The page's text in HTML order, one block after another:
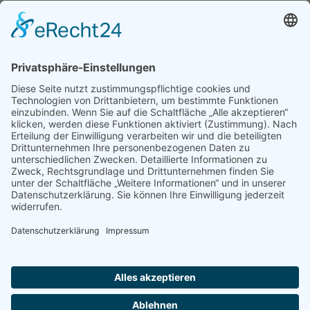
In unserer Jahresplanung sind die aktuellen
Veranstaltungen aufgelistet. Da Änderungen
rückfragen, oder Sie teilen uns Ihre E-Mail
Adresse mit und bekommen so alle
anstehenden Termine unverbindlich
zugesandt.
Wir freuen uns auf Sie!
Franz Deponte
Tel.: +49 821 79648049
franz.deponte@freenet.de
eugen.weishaupt@freenet.de